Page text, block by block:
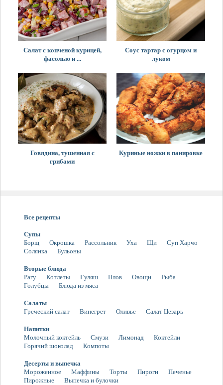
Салат с копченой курицей,
фасолью и ...
Соус тартар с огурцом и
луком
Говядина, тушенная с
грибами
Куриные ножки в панировке
Все рецепты
Супы
Борщ
Окрошка Рассольник Уха Щи
Суп Харчо
Солянка
Бульоны
Вторые блюда
Рагу
Котлеты Гуляш Плов Овощи
Рыба
Голубцы
Блюда из мяса
Салаты
Греческий салат
Винегрет Оливье Салат Цезарь
Напитки
Молочный коктейль
Смузи Лимонад
Коктейли
Горячий шоколад
Компоты
Десерты и выпечка
Мороженное
Маффины Торты Пироги
Печенье
Пирожные
Выпечка и булочки